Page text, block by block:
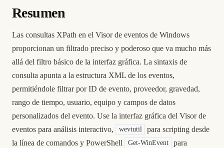
Resumen
Las consultas XPath en el Visor de eventos de Windows
proporcionan un filtrado preciso y poderoso que va mucho más
allá del filtro básico de la interfaz gráfica. La sintaxis de
consulta apunta a la estructura XML de los eventos,
permitiéndole filtrar por ID de evento, proveedor, gravedad,
rango de tiempo, usuario, equipo y campos de datos
personalizados del evento. Use la interfaz gráfica del Visor de
eventos para análisis interactivo,
wevtutil
para scripting desde
la línea de comandos y PowerShell
Get-WinEvent
para